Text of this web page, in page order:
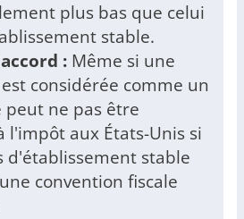
plus bas que celui
stable.
: Même si une
considérée comme un
peut ne pas être
l'impôt aux États-Unis si
d'établissement stable
convention fiscale